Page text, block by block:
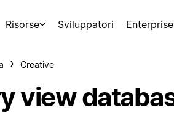
Risorse Sviluppatori Enterprise
Creative
view